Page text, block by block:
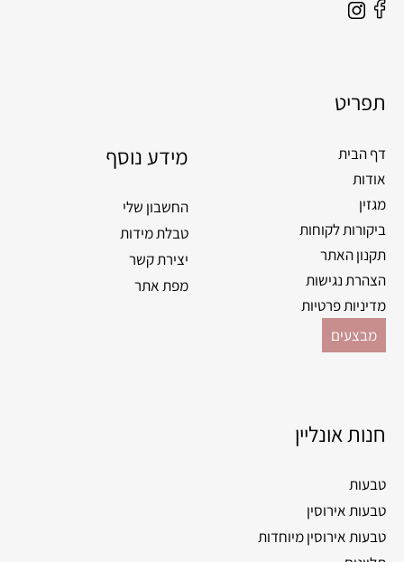
תפריט
דף הבית
אודות
מגזין
ביקורות לקוחות
תקנון האתר
הצהרת נגישות
מדיניות פרטיות
מבצעים
מידע נוסף
החשבון שלי
טבלת מידות
יצירת קשר
מפת אתר
חנות אונליין
טבעות
טבעות אירוסין
טבעות אירוסין מיוחדות